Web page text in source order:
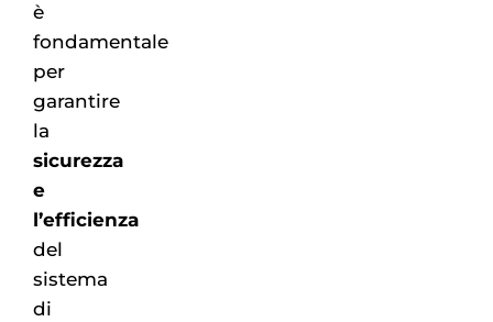
è
fondamentale
per
garantire
la
sicurezza
e
l’efficienza
del
sistema
di